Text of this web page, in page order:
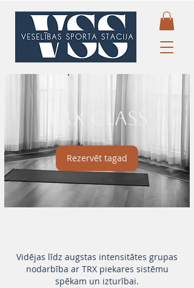
TRX Class
Rezervēt tagad
Vidējas līdz augstas intensitātes grupas
nodarbība ar TRX piekares sistēmu
spēkam un izturībai.